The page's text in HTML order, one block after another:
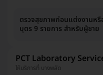
ตรวจสุขภาพก่อนแต่งงานห
บุตร 9 รายการ สำหรับผู้ชาย
PCT Laboratory
ให้บริการที่ บางพลัด